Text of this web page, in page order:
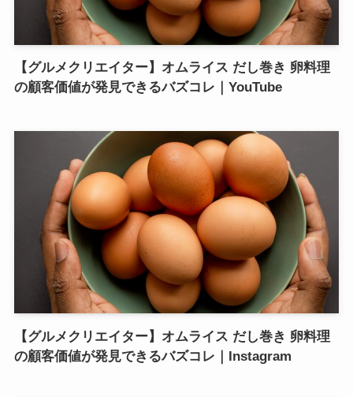
【グルメクリエイター】オムライス だし巻き 卵料理
の顧客価値が発見できるバズコレ｜YouTube
【グルメクリエイター】オムライス だし巻き 卵料理
の顧客価値が発見できるバズコレ｜Instagram